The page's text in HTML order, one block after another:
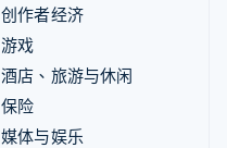
创作者经济
游戏
酒店、旅游与休闲
保险
媒体与娱乐